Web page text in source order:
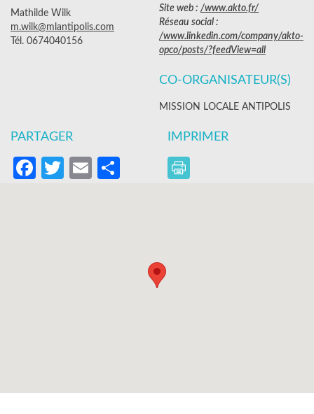
Mathilde Wilk
m.wilk@mlantipolis.com
Tél. 0674040156
Site web : /www.akto.fr/
Réseau social :
/www.linkedin.com/company/akto-
opco/posts/?feedView=all
CO-ORGANISATEUR(S)
MISSION LOCALE ANTIPOLIS
PARTAGER
Facebook
Twitter
EmailPartager
IMPRIMER